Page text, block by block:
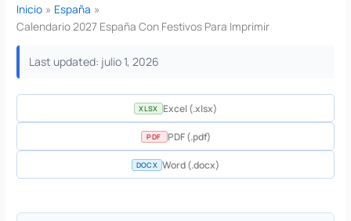
Inicio
España
Calendario 2027 España Con Festivos Para Imprimir
Last updated: julio 1, 2026
XLSX Excel (.xlsx)
PDF PDF (.pdf)
DOCX Word (.docx)